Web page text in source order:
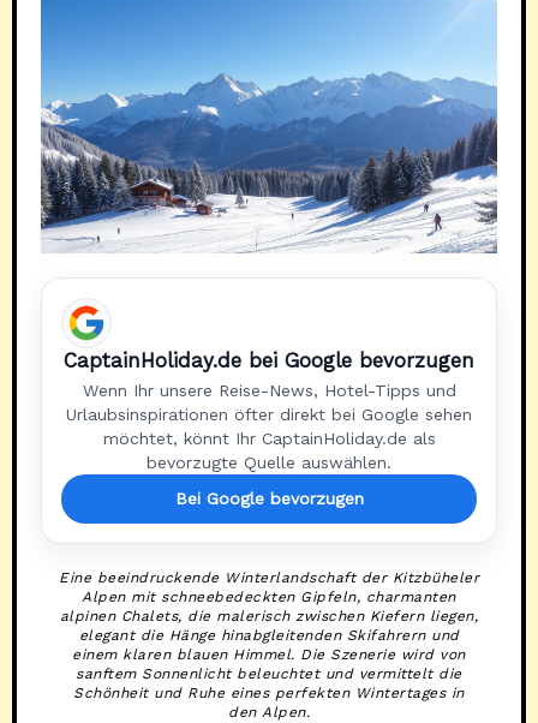
CaptainHoliday.de bei Google bevorzugen
Wenn Ihr unsere Reise-News, Hotel-Tipps und
Urlaubsinspirationen öfter direkt bei Google sehen
möchtet, könnt Ihr CaptainHoliday.de als
bevorzugte Quelle auswählen.
Bei Google bevorzugen
Eine beeindruckende Winterlandschaft der Kitzbüheler
Alpen mit schneebedeckten Gipfeln, charmanten
alpinen Chalets, die malerisch zwischen Kiefern liegen,
elegant die Hänge hinabgleitenden Skifahrern und
einem klaren blauen Himmel. Die Szenerie wird von
sanftem Sonnenlicht beleuchtet und vermittelt die
Schönheit und Ruhe eines perfekten Wintertages in
den Alpen.